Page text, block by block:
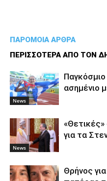
ΠΑΡΟΜΟΙΑ ΑΡΘΡΑ
ΠΕΡΙΣΣΟΤΕΡΑ ΑΠΟ ΤΟΝ
News
ασημένιο
News
«Θετικές»
για τα
Θρήνος